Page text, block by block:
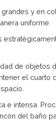
y en
uniforme.
de objetos
el cuarto
e intensa.
del baño